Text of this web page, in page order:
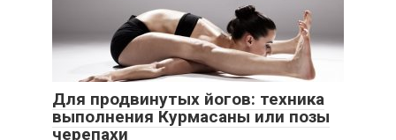
Для продвинутых йогов: техника
выполнения Курмасаны или позы
черепахи